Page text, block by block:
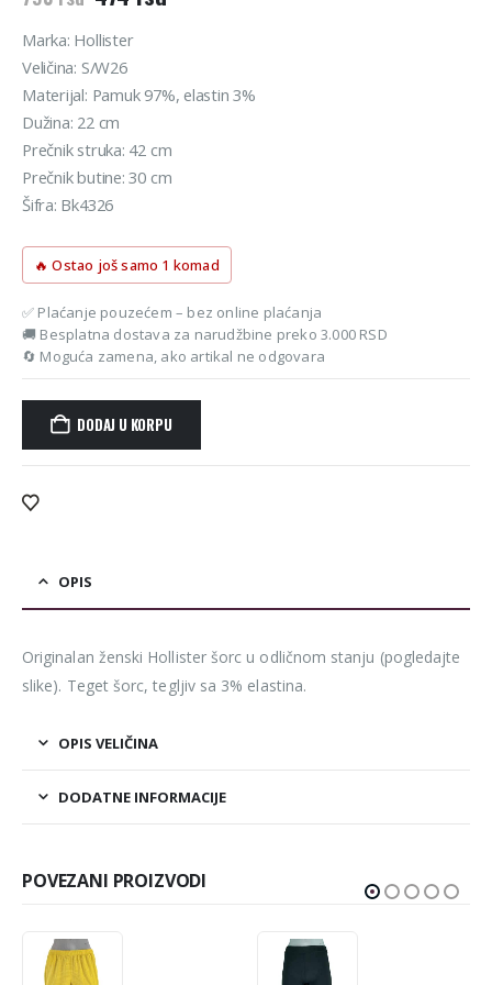
cena
je
bila:
790 rsd.
cena
Marka: Hollister
Veličina: S/W26
Materijal: Pamuk 97%, elastin 3%
Dužina: 22 cm
Prečnik struka: 42 cm
Prečnik butine: 30 cm
Šifra: Bk4326
🔥 Ostao još samo 1 komad
✅ Plaćanje pouzećem – bez online plaćanja
🚚 Besplatna dostava za narudžbine preko 3.000 RSD
🔄 Moguća zamena, ako artikal ne odgovara
DODAJ U KORPU
Alternative:
OPIS
Originalan ženski Hollister šorc u odličnom stanju (pogledajte
slike). Teget šorc, tegljiv sa 3% elastina.
OPIS VELIČINA
DODATNE INFORMACIJE
POVEZANI PROIZVODI
-50%